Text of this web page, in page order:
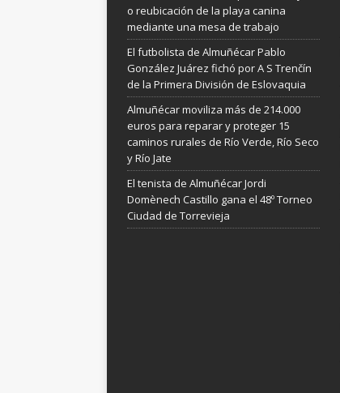
o reubicación de la playa canina
mediante una mesa de trabajo
El futbolista de Almuñécar Pablo
González Juárez fichó por A S Trenčín
de la Primera División de Eslovaquia
Almuñécar moviliza más de 214.000
euros para reparar y proteger 15
caminos rurales de Río Verde, Río Seco
y Río Jate
El tenista de Almuñécar Jordi
Domènech Castillo gana el 48º Torneo
Ciudad de Torrevieja